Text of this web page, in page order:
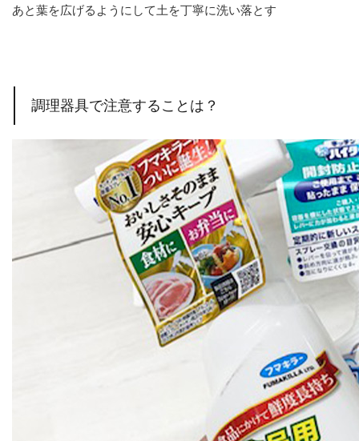
あと葉を広げるようにして土を丁寧に洗い落とす
調理器具で注意することは？